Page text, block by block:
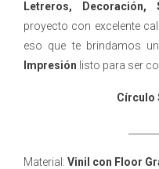
Letreros,
Decoración,
proyecto con excelente
eso que te brindamos
Impresión listo para ser
Círculo
Material: Vinil con Floor